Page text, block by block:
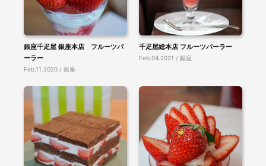
銀座千疋屋 銀座本店 フルーツパ
ーラー
Feb.11.2020 / 銀座
千疋屋総本店 フルーツパーラー
Feb.04.2021 / 銀座